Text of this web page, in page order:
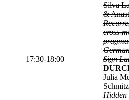
17:30-18:00
Silva
&
cross-
Sign
Julia
Hidden